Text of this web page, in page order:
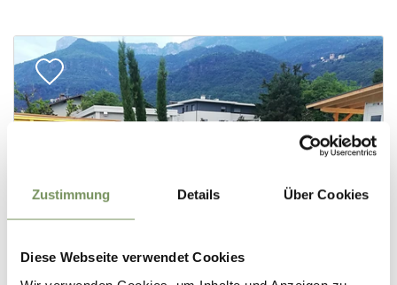
Zustimmung Details Über Cookies
Diese Webseite verwendet Cookies